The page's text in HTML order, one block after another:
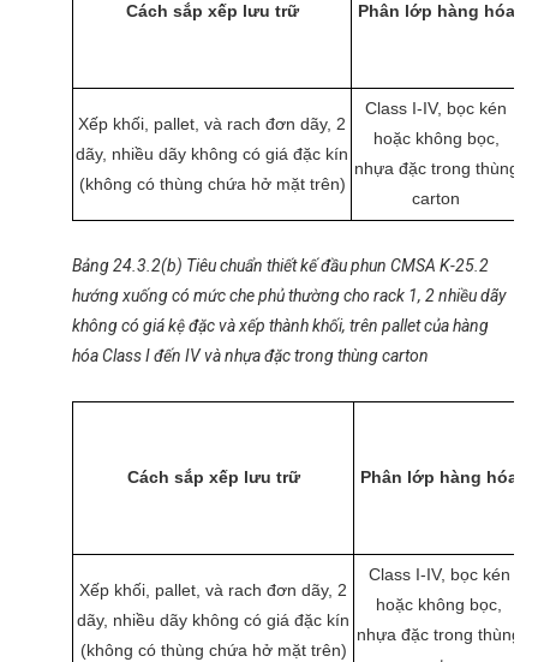
Cách sắp xếp lưu trữ Phân lớp hàng hóa
Xếp khối, pallet, và rach đơn dãy, 2
dãy, nhiều dãy không có giá đặc kín
(không có thùng chứa hở mặt trên)
Class I-IV, bọc kén
hoặc không bọc,
nhựa đặc trong thùng
carton
Bảng 24.3.2(b) Tiêu chuẩn thiết kế đầu phun CMSA K-25.2
hướng xuống có mức che phủ thường cho rack 1, 2 nhiều dãy
không có giá kệ đặc và xếp thành khối, trên pallet của hàng
hóa Class I đến IV và nhựa đặc trong thùng carton
Cách sắp xếp lưu trữ Phân lớp hàng hóa
Xếp khối, pallet, và rach đơn dãy, 2
dãy, nhiều dãy không có giá đặc kín
(không có thùng chứa hở mặt trên)
Class I-IV, bọc kén
hoặc không bọc,
nhựa đặc trong thùng